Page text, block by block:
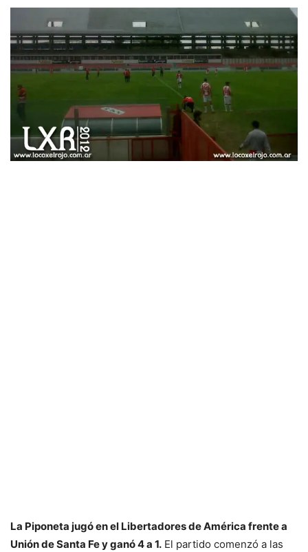
La Piponeta jugó en el Libertadores de América frente a
Unión de Santa Fe y ganó 4 a 1. El partido comenzó a las